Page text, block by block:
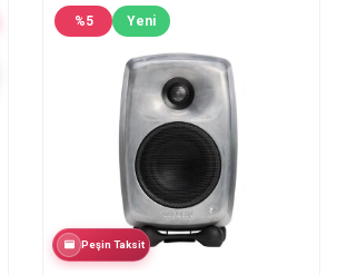
%5 Yeni
Peşin Taksit